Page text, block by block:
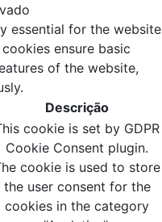
essential for the website
ensure basic
of the website,
Descrição
cookie is set by GDPR
Cookie Consent plugin.
cookie is used to store
the user consent for the
cookies in the category